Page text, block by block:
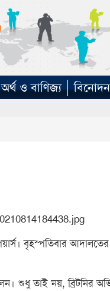
অর্থ ও বাণিজ্য বিনোদন
বৃহস্পতিবার
শুধু তাই নয়, ব্রিটনির